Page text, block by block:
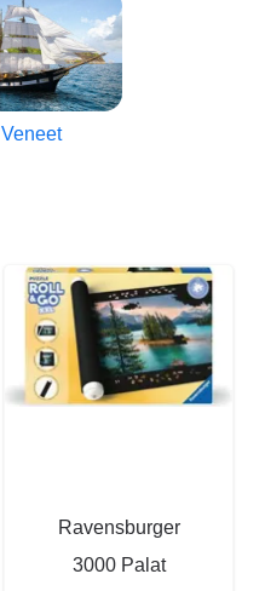
Veneet
Ravensburger
3000 Palat